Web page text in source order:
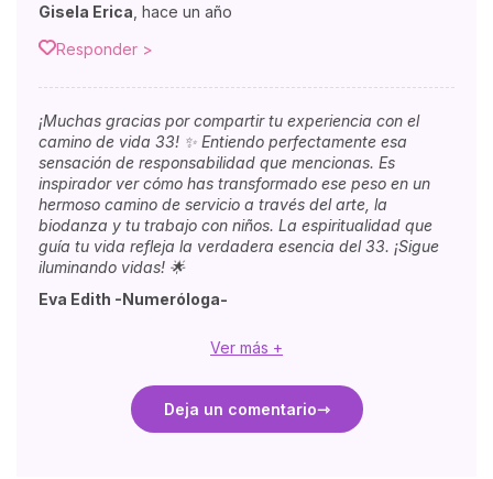
Gisela Erica hace un año
Responder >
¡Muchas gracias por compartir tu experiencia con el
camino de vida 33! ✨ Entiendo perfectamente esa
sensación de responsabilidad que mencionas. Es
inspirador ver cómo has transformado ese peso en un
hermoso camino de servicio a través del arte, la
biodanza y tu trabajo con niños. La espiritualidad que
guía tu vida refleja la verdadera esencia del 33. ¡Sigue
iluminando vidas! 🌟
Eva Edith -Numeróloga-
Ver más +
Deja un comentario